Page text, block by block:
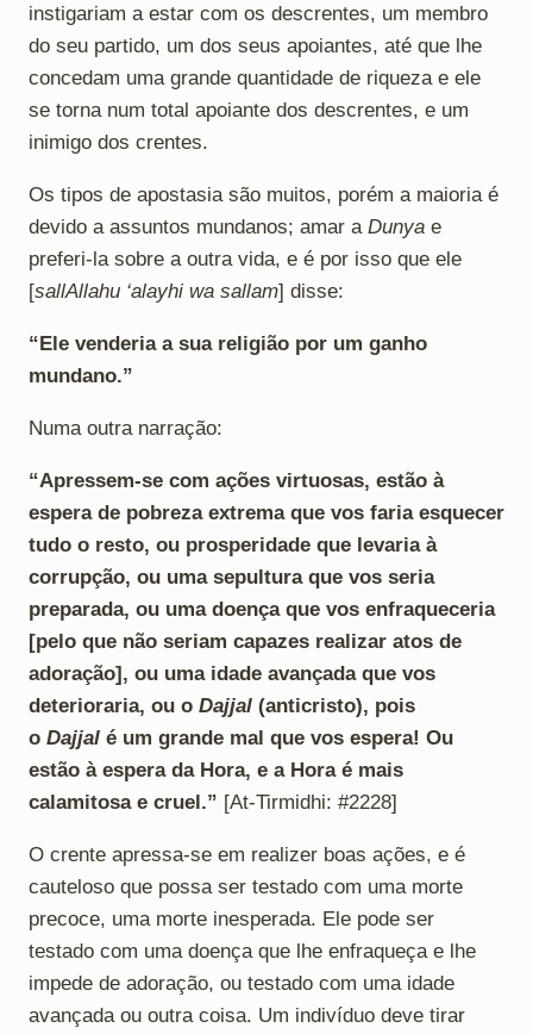
instigariam a estar com os descrentes, um membro
do seu partido, um dos seus apoiantes, até que lhe
concedam uma grande quantidade de riqueza e ele
se torna num total apoiante dos descrentes, e um
inimigo dos crentes.
Os tipos de apostasia são muitos, porém a maioria é
devido a assuntos mundanos; amar a Dunya e
preferi-la sobre a outra vida, e é por isso que ele
[sallAllahu ‘alayhi wa sallam] disse:
“Ele venderia a sua religião por um ganho
mundano.”
Numa outra narração:
“Apressem-se com ações virtuosas, estão à
espera de pobreza extrema que vos faria esquecer
tudo o resto, ou prosperidade que levaria à
corrupção, ou uma sepultura que vos seria
preparada, ou uma doença que vos enfraqueceria
[pelo que não seriam capazes realizar atos de
adoração], ou uma idade avançada que vos
deterioraria, ou o Dajjal (anticristo), pois
o Dajjal é um grande mal que vos espera! Ou
estão à espera da Hora, e a Hora é mais
calamitosa e cruel.” [At-Tirmidhi: #2228]
O crente apressa-se em realizer boas ações, e é
cauteloso que possa ser testado com uma morte
precoce, uma morte inesperada. Ele pode ser
testado com uma doença que lhe enfraqueça e lhe
impede de adoração, ou testado com uma idade
avançada ou outra coisa. Um indivíduo deve tirar